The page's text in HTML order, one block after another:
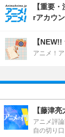
【重要
rアカウ
【NEW!!
アニメ！
【藤津
アニメ評
自の切り